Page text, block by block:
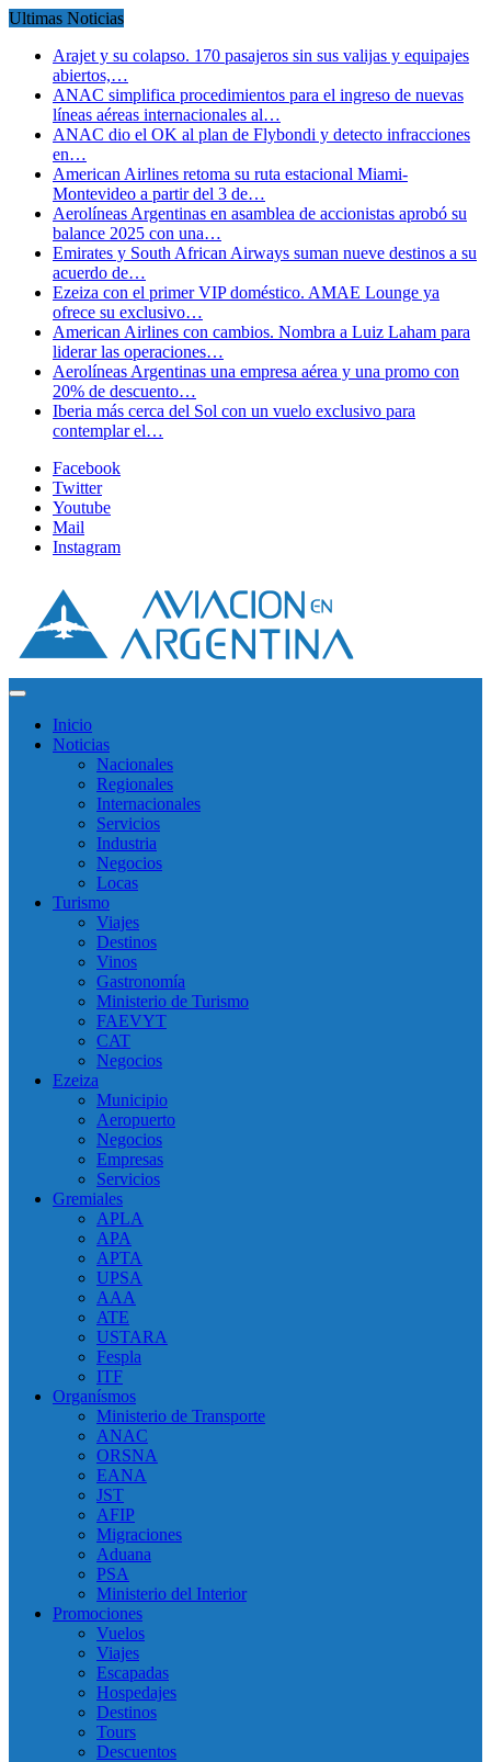
Ultimas Noticias
Arajet y su colapso. 170 pasajeros sin sus valijas y equipajes
abiertos,…
ANAC simplifica procedimientos para el ingreso de nuevas
líneas aéreas internacionales al…
ANAC dio el OK al plan de Flybondi y detecto infracciones
en…
American Airlines retoma su ruta estacional Miami-
Montevideo a partir del 3 de…
Aerolíneas Argentinas en asamblea de accionistas aprobó su
balance 2025 con una…
Emirates y South African Airways suman nueve destinos a su
acuerdo de…
Ezeiza con el primer VIP doméstico. AMAE Lounge ya
ofrece su exclusivo…
American Airlines con cambios. Nombra a Luiz Laham para
liderar las operaciones…
Aerolíneas Argentinas una empresa aérea y una promo con
20% de descuento…
Iberia más cerca del Sol con un vuelo exclusivo para
contemplar el…
Facebook
Twitter
Youtube
Mail
Instagram
Inicio
Noticias
Nacionales
Regionales
Internacionales
Servicios
Industria
Negocios
Locas
Turismo
Viajes
Destinos
Vinos
Gastronomía
Ministerio de Turismo
FAEVYT
CAT
Negocios
Ezeiza
Municipio
Aeropuerto
Negocios
Empresas
Servicios
Gremiales
APLA
APA
APTA
UPSA
AAA
ATE
USTARA
Fespla
ITF
Organísmos
Ministerio de Transporte
ANAC
ORSNA
EANA
JST
AFIP
Migraciones
Aduana
PSA
Ministerio del Interior
Promociones
Vuelos
Viajes
Escapadas
Hospedajes
Destinos
Tours
Descuentos